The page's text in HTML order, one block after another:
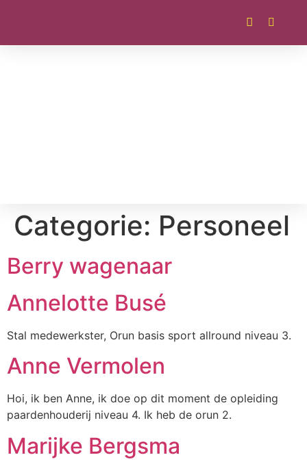
Categorie: Personeel
Berry wagenaar
Annelotte Busé
Stal medewerkster, Orun basis sport allround niveau 3.
Anne Vermolen
Hoi, ik ben Anne, ik doe op dit moment de opleiding
paardenhouderij niveau 4. Ik heb de orun 2.
Marijke Bergsma